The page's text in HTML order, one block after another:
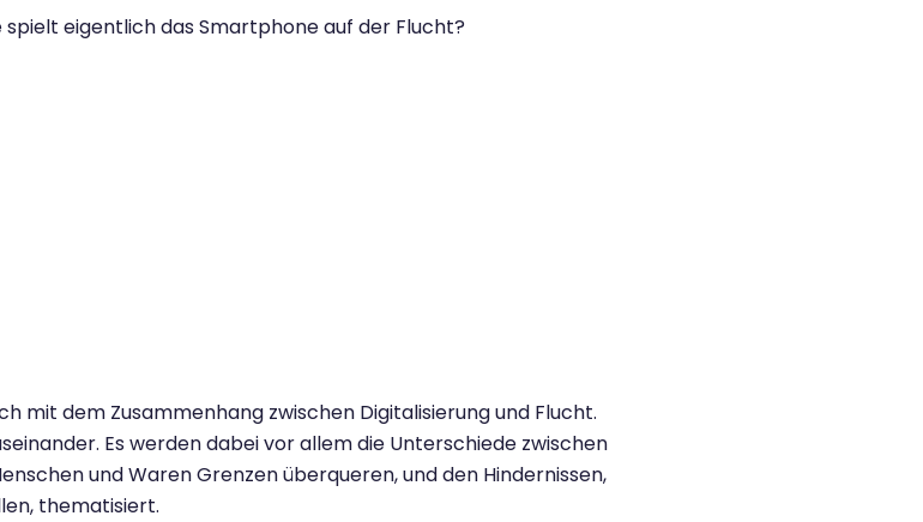
spielt eigentlich das Smartphone auf der Flucht?
mit dem Zusammenhang zwischen Digitalisierung und Flucht.
Es werden dabei vor allem die Unterschiede zwischen
und Waren Grenzen überqueren, und den Hindernissen,
thematisiert.